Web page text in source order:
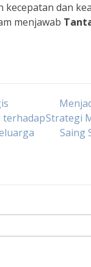
kecepatan dan
menjawab
terhadapStrategi
Saing